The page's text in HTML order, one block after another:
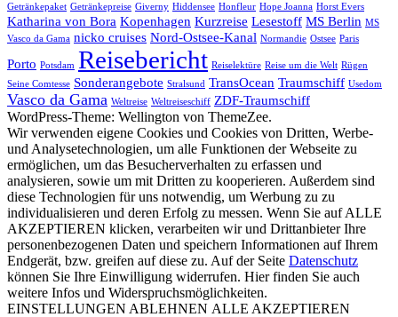
Getränkepaket Getränkepreise Giverny Hiddensee Honfleur Hope Joanna Horst Evers
Katharina von Bora Kopenhagen Kurzreise Lesestoff MS Berlin MS
Vasco da Gama nicko cruises Nord-Ostsee-Kanal Normandie Ostsee Paris
Porto Potsdam Reisebericht Reiselektüre Reise um die Welt Rügen
Seine Comtesse Sonderangebote Stralsund TransOcean Traumschiff Usedom
Vasco da Gama Weltreise Weltreiseschiff ZDF-Traumschiff
WordPress-Theme: Wellington von ThemeZee.
Wir verwenden eigene Cookies und Cookies von Dritten, Werbe-
und Analysetechnologien, um alle Funktionen der Webseite zu
ermöglichen, um das Besucherverhalten zu erfassen und
analysieren, sowie um mit Dritten zu kooperieren. Außerdem sind
diese Technologien für uns notwendig, um Werbung zu zu
individualisieren und deren Erfolg zu messen. Wenn Sie auf ALLE
AKZEPTIEREN klicken, verarbeiten wir und Drittanbieter Ihre
personenbezogenen Daten und speichern Informationen auf Ihrem
Endgerät, bzw. greifen auf diese zu. Auf der Seite Datenschutz
können Sie Ihre Einwilligung widerrufen. Hier finden Sie auch
weitere Infos und Widerspruchsmöglichkeiten.
EINSTELLUNGEN ABLEHNEN ALLE AKZEPTIEREN